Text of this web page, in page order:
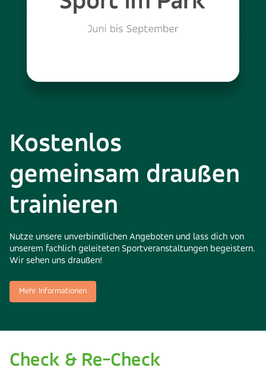
Kostenlos
gemeinsam draußen
trainieren
Nutze unsere unverbindlichen Angeboten und lass dich von
unserem fachlich geleiteten Sportveranstaltungen begeistern.
Wir sehen uns draußen!
Mehr Informationen
Check & Re-Check